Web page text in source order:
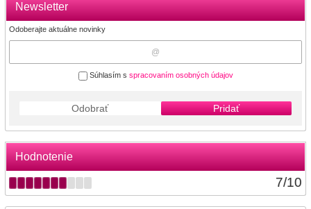
Newsletter
Odoberajte aktuálne novinky
Súhlasím s spracovaním osobných údajov
Odobrať Pridať
Hodnotenie
7/10